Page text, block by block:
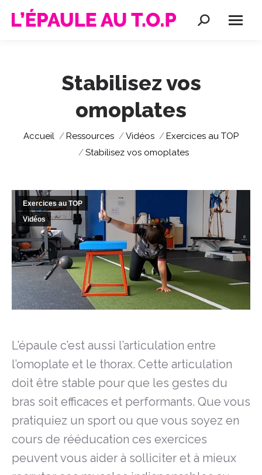
Recherche
Stabilisez vos
omoplates
Vous êtes ici :
Accueil Ressources Vidéos
Exercices au TOP
Stabilisez vos omoplates
Exercices au TOP
Vidéos
L’épaule c’est aussi l’articulation entre
l’omoplate et le thorax. Cette articulation
doit être stable pour que les gestes du
bras soit efficaces et performants. Que vous
pratiquiez un sport ou que vous soyez en
cours de rééducation ces exercices
peuvent vous aider à solliciter et à mieux